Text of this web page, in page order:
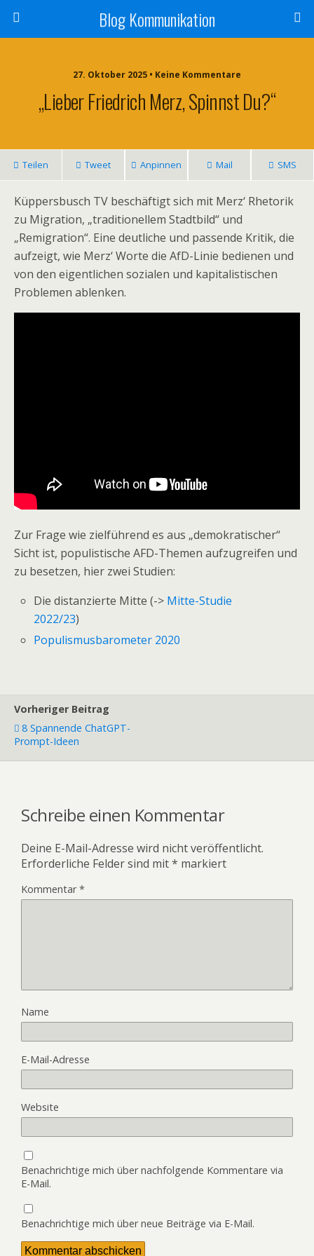
Blog Kommunikation
27. Oktober 2025 • Keine Kommentare
„Lieber Friedrich Merz, Spinnst Du?“
Teilen Tweet Anpinnen Mail SMS
Küppersbusch TV beschäftigt sich mit Merz‘ Rhetorik
zu Migration, „traditionellem Stadtbild“ und
„Remigration“. Eine deutliche und passende Kritik, die
aufzeigt, wie Merz‘ Worte die AfD-Linie bedienen und
von den eigentlichen sozialen und kapitalistischen
Problemen ablenken.
Zur Frage wie zielführend es aus „demokratischer“
Sicht ist, populistische AFD-Themen aufzugreifen und
zu besetzen, hier zwei Studien:
Die distanzierte Mitte (-> Mitte-Studie
2022/23)
Populismusbarometer 2020
Vorheriger Beitrag
8 Spannende ChatGPT-
Prompt-Ideen
Schreibe einen Kommentar
Deine E-Mail-Adresse wird nicht veröffentlicht.
Erforderliche Felder sind mit* markiert
Kommentar*
Name
E-Mail-Adresse
Website
Benachrichtige mich über nachfolgende Kommentare via
E-Mail.
Benachrichtige mich über neue Beiträge via E-Mail.